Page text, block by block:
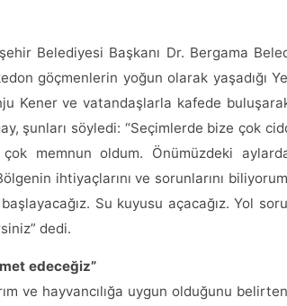
Belediyesi Başkanı Dr. Bergama
göçmenlerin yoğun olarak yaşadığı
Kener ve vatandaşlarla kafede
şunları söyledi: “Seçimlerde bize çok
çok memnun oldum. Önümüzdeki
ihtiyaçlarını ve sorunlarını
başlayacağız. Su kuyusu açacağız. Yol
dedi.
edeceğiz”
ve hayvancılığa uygun olduğunu